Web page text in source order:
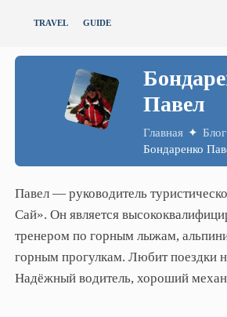
TRAVEL GUIDE
Павел
Главная ✦
Бондаренко
Павел — руководитель
Сай». Он является
тренером по горным лыжам,
горным прогулкам. Любит поездки
Надёжный водитель, хороший